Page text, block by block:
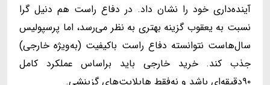
آینده‌داری خود را نشان داد. در دفاع راست هم دنیل‌ گرا
نسبت به یعقوب گزینه بهتری به نظر می‌رسد، اما پرسپولیس
سال‌هاست نتوانسته دفاع راست باکیفیت (به‌ویژه خارجی)
جذب کند. خرید خارجی باید براساس عملکرد کامل
۹۰دقیقه‌ای باشد و نه‌فقط هایلایت‌های گزینشی.